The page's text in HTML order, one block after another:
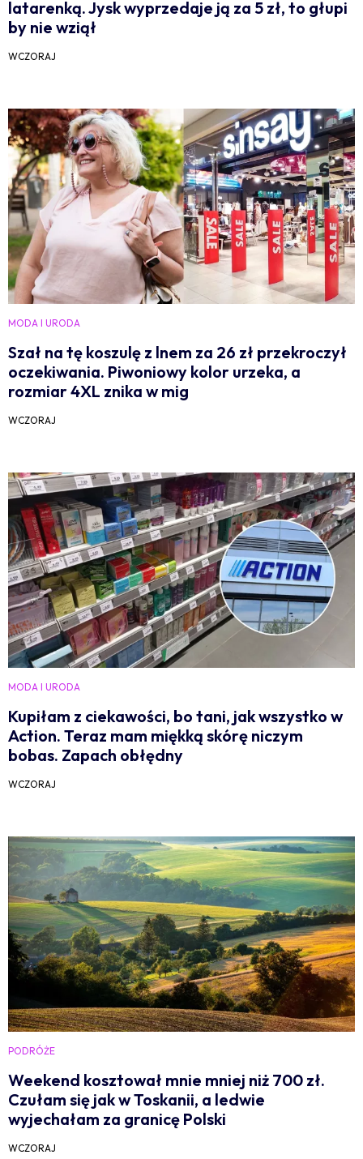
latarenką. Jysk wyprzedaje ją za 5 zł, to głupi
by nie wziął
WCZORAJ
MODA I URODA
Szał na tę koszulę z lnem za 26 zł przekroczył
oczekiwania. Piwoniowy kolor urzeka, a
rozmiar 4XL znika w mig
WCZORAJ
MODA I URODA
Kupiłam z ciekawości, bo tani, jak wszystko w
Action. Teraz mam miękką skórę niczym
bobas. Zapach obłędny
WCZORAJ
PODRÓŻE
Weekend kosztował mnie mniej niż 700 zł.
Czułam się jak w Toskanii, a ledwie
wyjechałam za granicę Polski
WCZORAJ